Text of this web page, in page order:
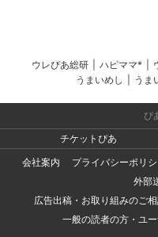
ウレぴあ総研 ハピママ*
うまいめし
うま
ぴ
チケットぴあ
会社案内
プライバシーポリ
外部
広告出稿・お取り組みのご
一般の読者の方・ユ